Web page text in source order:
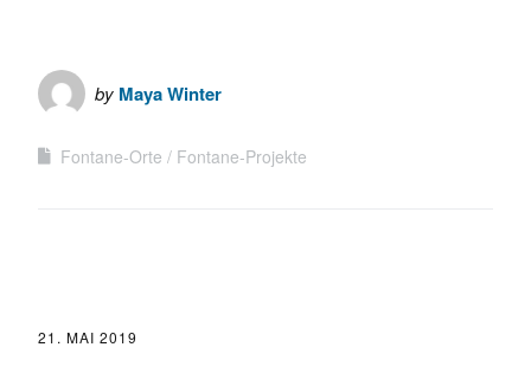
by Maya Winter
Fontane-Orte Fontane-Projekte
21. MAI 2019